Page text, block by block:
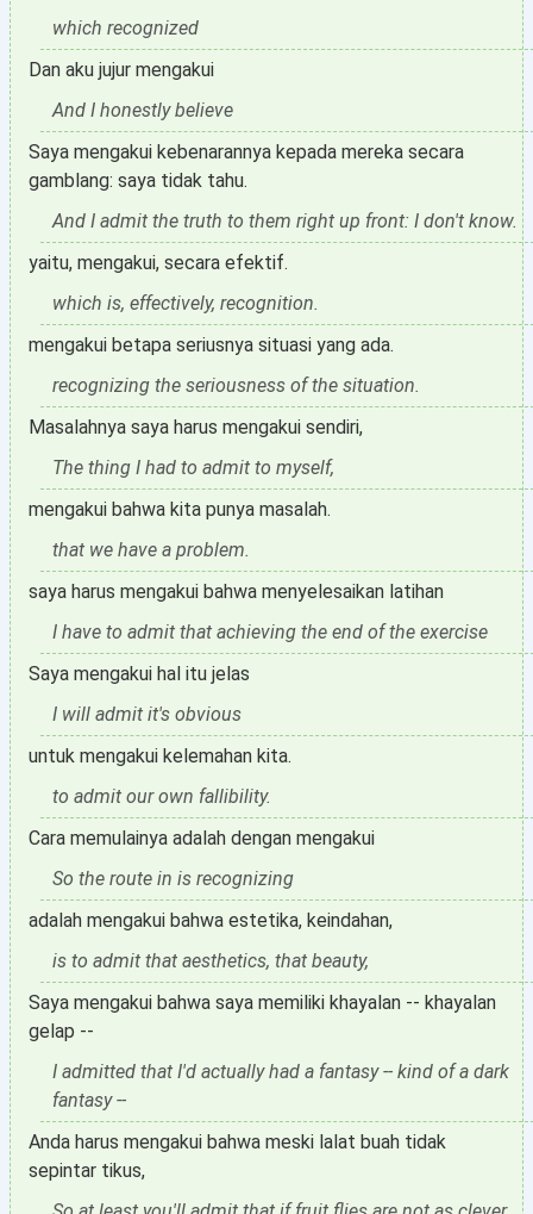
which recognized
Dan aku jujur mengakui
And I honestly believe
Saya mengakui kebenarannya kepada mereka secara
gamblang: saya tidak tahu.
And I admit the truth to them right up front: I don't know.
yaitu, mengakui, secara efektif.
which is, effectively, recognition.
mengakui betapa seriusnya situasi yang ada.
recognizing the seriousness of the situation.
Masalahnya saya harus mengakui sendiri,
The thing I had to admit to myself,
mengakui bahwa kita punya masalah.
that we have a problem.
saya harus mengakui bahwa menyelesaikan latihan
I have to admit that achieving the end of the exercise
Saya mengakui hal itu jelas
I will admit it's obvious
untuk mengakui kelemahan kita.
to admit our own fallibility.
Cara memulainya adalah dengan mengakui
So the route in is recognizing
adalah mengakui bahwa estetika, keindahan,
is to admit that aesthetics, that beauty,
Saya mengakui bahwa saya memiliki khayalan -- khayalan
gelap --
I admitted that I'd actually had a fantasy -- kind of a dark
fantasy --
Anda harus mengakui bahwa meski lalat buah tidak
sepintar tikus,